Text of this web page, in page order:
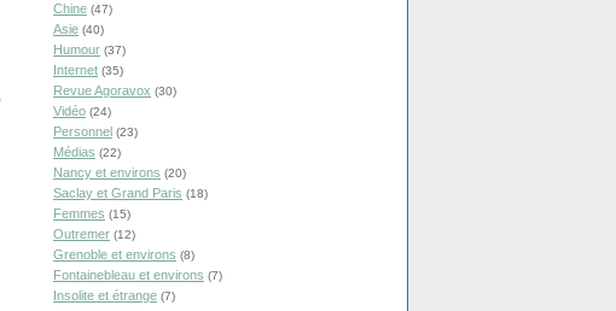
Chine (47)
Asie (40)
Humour (37)
Internet (35)
Revue Agoravox (30)
Vidéo (24)
Personnel (23)
Médias (22)
Nancy et environs (20)
Saclay et Grand Paris (18)
Femmes (15)
Outremer (12)
Grenoble et environs (8)
Fontainebleau et environs (7)
Insolite et étrange (7)